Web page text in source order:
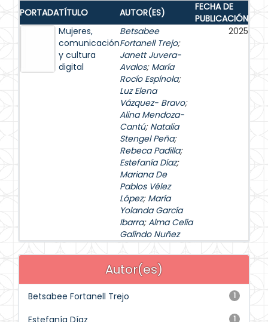
PORTADATÍTULO AUTOR(ES)
FECHA DE
PUBLICACIÓN
Mujeres,
comunicación
y cultura
digital
Betsabee
Fortanell Trejo;
Janett Juvera-
Avalos; María
Rocío Espínola;
Luz Elena
Vázquez- Bravo;
Alina Mendoza-
Cantú; Natalia
Stengel Peña;
Rebeca Padilla;
Estefanía Díaz;
Mariana De
Pablos Vélez
López; María
Yolanda García
Ibarra;Alma Celia
Galindo Nuñez
2025
Autor(es)
1
Betsabee Fortanell Trejo
1
Estefanía Díaz